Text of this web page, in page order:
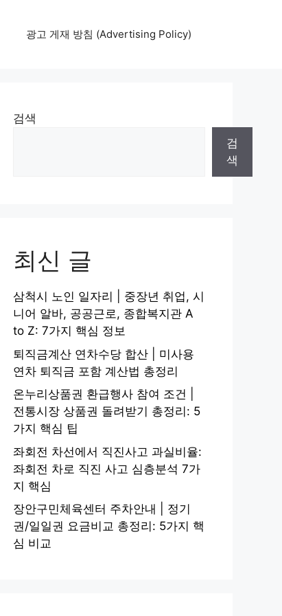
광고 게재 방침 (Advertising Policy)
검색
검
색
최신 글
삼척시 노인 일자리 | 중장년 취업, 시
니어 알바, 공공근로, 종합복지관 A
to Z: 7가지 핵심 정보
퇴직금계산 연차수당 합산 | 미사용
연차 퇴직금 포함 계산법 총정리
온누리상품권 환급행사 참여 조건 |
전통시장 상품권 돌려받기 총정리: 5
가지 핵심 팁
좌회전 차선에서 직진사고 과실비율:
좌회전 차로 직진 사고 심층분석 7가
지 핵심
장안구민체육센터 주차안내 | 정기
권/일일권 요금비교 총정리: 5가지 핵
심 비교